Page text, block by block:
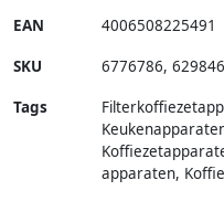
EAN 4006508225491
SKU 6776786, 629846
Tags
apparaten,